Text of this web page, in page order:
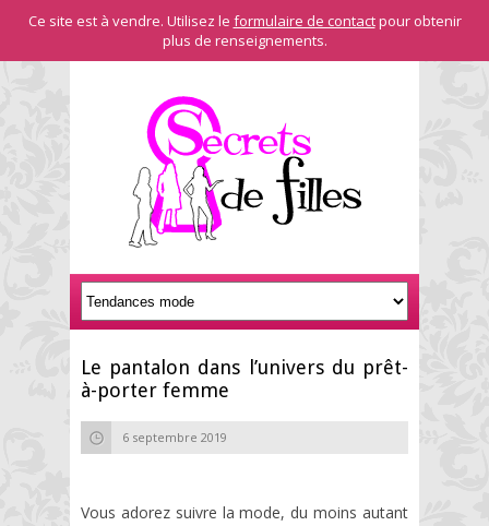
Ce site est à vendre. Utilisez le formulaire de contactpour obtenir
plus de renseignements.
Le pantalon dans l’univers du prêt-
à-porter femme
6 septembre 2019
Vous adorez suivre la mode, du moins autant